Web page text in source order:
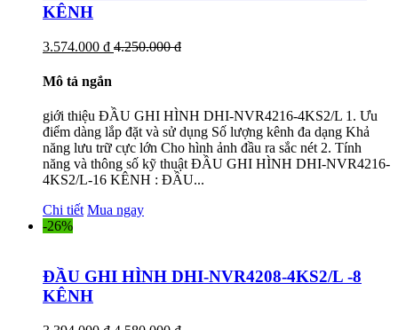
KÊNH
3.574.000 đ 4.250.000 đ
Mô tả ngắn
giới thiệu ĐẦU GHI HÌNH DHI-NVR4216-4KS2/L 1. Ưu
điểm dàng lắp đặt và sử dụng Số lượng kênh đa dạng Khả
năng lưu trữ cực lớn Cho hình ảnh đầu ra sắc nét 2. Tính
năng và thông số kỹ thuật ĐẦU GHI HÌNH DHI-NVR4216-
4KS2/L-16 KÊNH : ĐẦU...
Chi tiết Mua ngay
-26%
ĐẦU GHI HÌNH DHI-NVR4208-4KS2/L -8
KÊNH